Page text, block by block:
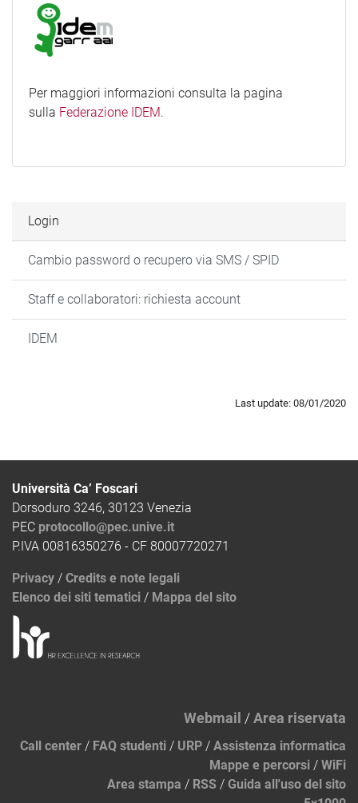
Per maggiori informazioni consulta la pagina
sulla Federazione IDEM.
Login
Cambio password o recupero via SMS / SPID
Staff e collaboratori: richiesta account
IDEM
Last update: 08/01/2020
Università Ca’ Foscari
Dorsoduro 3246, 30123 Venezia
PEC protocollo@pec.unive.it
P.IVA 00816350276 - CF 80007720271
Privacy / Credits e note legali
Elenco dei siti tematici / Mappa del sito
Webmail /Area riservata
Call center / FAQ studenti / URP / Assistenza informatica
Mappe e percorsi / WiFi
Area stampa / RSS / Guida all'uso del sito